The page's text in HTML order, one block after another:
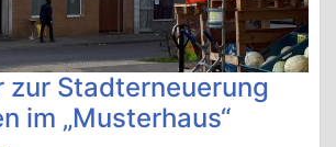
zur Stadterneuerung
im „Musterhaus“